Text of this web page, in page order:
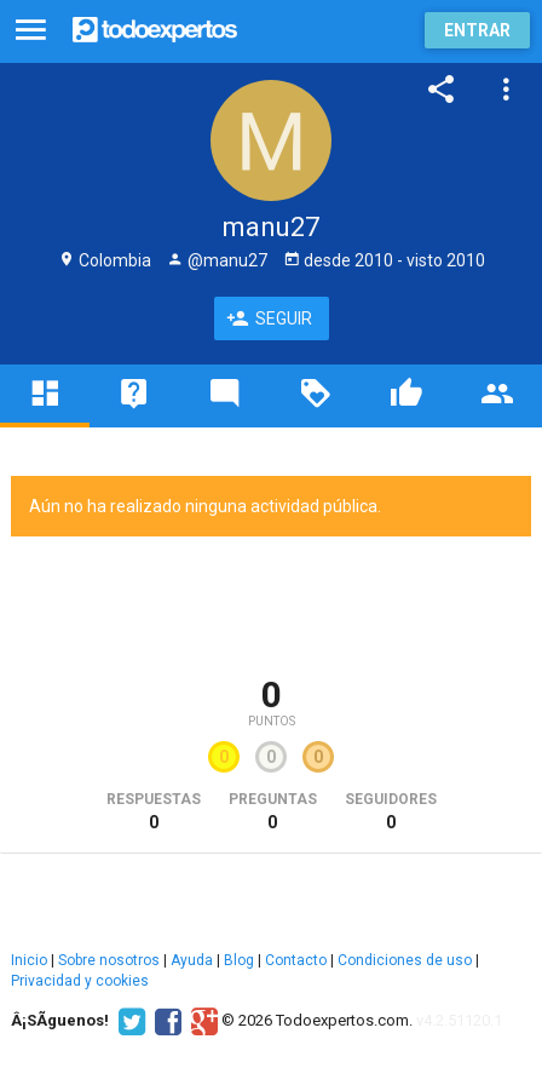
ENTRAR
manu27
Colombia @manu27 desde 2010 - visto 2010
SEGUIR
Aún no ha realizado ninguna actividad pública.
0
PUNTOS
0 0 0
RESPUESTAS
0
PREGUNTAS
0
SEGUIDORES
0
Inicio Sobre nosotros Ayuda Blog Contacto Condiciones de uso
Privacidad y cookies
Â¡SÃ­guenos! © 2026 Todoexpertos.com.